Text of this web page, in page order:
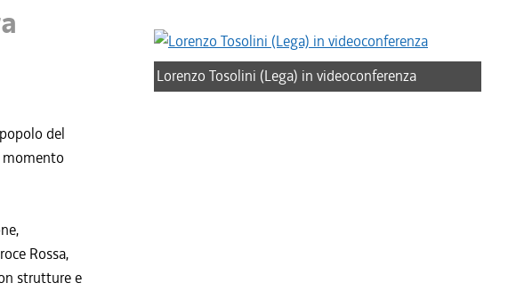
del
momento
Rossa,
strutture e
Lorenzo Tosolini (Lega) in videoconferenza